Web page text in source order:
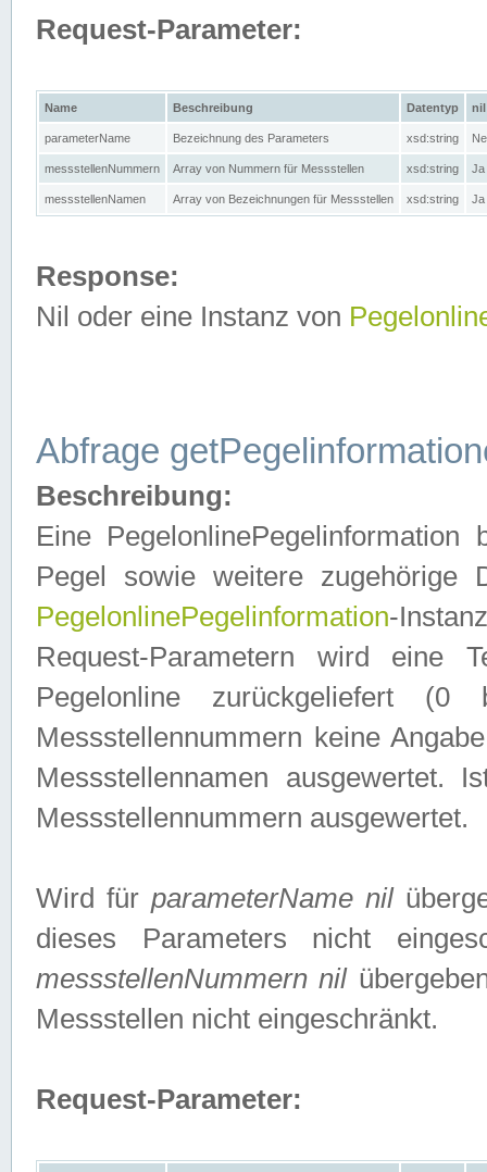
Request-Parameter:
Name Beschreibung Datentyp nil
parameterName Bezeichnung des Parameters xsd:string
messstellenNummern Array von Nummern für Messstellen xsd:string Ja
messstellenNamen Array von Bezeichnungen für Messstellen xsd:string Ja
Response:
Nil oder eine Instanz von
Abfrage
Beschreibung:
Eine
Pegel sowie weitere zugehörige
PegelonlinePegelinformation-
Request-Parametern wird eine
Pegelonline zurückgeliefert
Messstellennummern keine
Messstellennamen ausgewertet.
Messstellennummern ausgewertet.
Wird fürparameterName nil
dieses Parameters nicht
messstellenNummern nil
Messstellen nicht eingeschränkt.
Request-Parameter: